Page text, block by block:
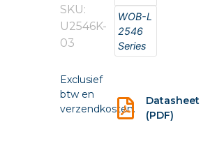
SKU:
U2546K-
03
Exclusief
btw en
verzendkosten.
WOB-L
2546
Series
Datasheet
(PDF)